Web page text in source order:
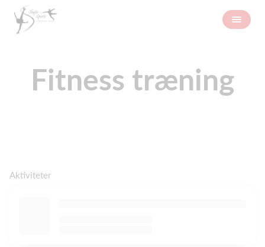
Fitness træning
Aktiviteter